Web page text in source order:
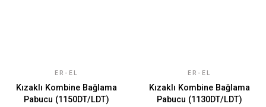
ER-EL
Kızaklı Kombine Bağlama
Pabucu (1150DT/LDT)
ER-EL
Kızaklı Kombine Bağlama
Pabucu (1130DT/LDT)